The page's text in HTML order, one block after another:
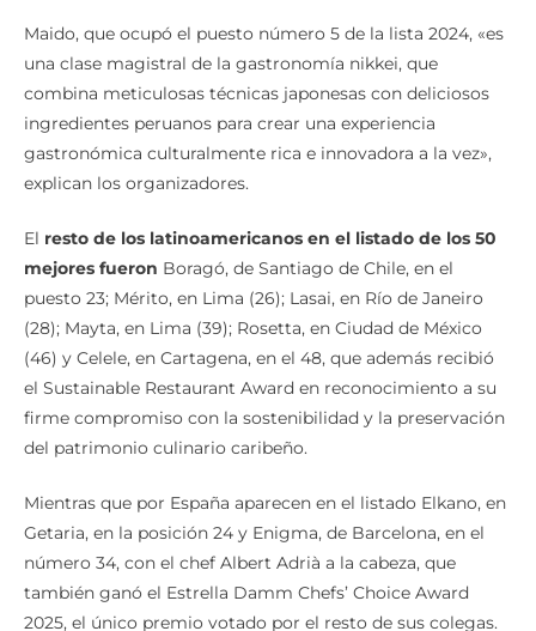
Maido, que ocupó el puesto número 5 de la lista 2024, «es
una clase magistral de la gastronomía nikkei, que
combina meticulosas técnicas japonesas con deliciosos
ingredientes peruanos para crear una experiencia
gastronómica culturalmente rica e innovadora a la vez»,
explican los organizadores.
El resto de los latinoamericanos en el listado de los 50
mejores fueron Boragó, de Santiago de Chile, en el
puesto 23; Mérito, en Lima (26); Lasai, en Río de Janeiro
(28); Mayta, en Lima (39); Rosetta, en Ciudad de México
(46) y Celele, en Cartagena, en el 48, que además recibió
el Sustainable Restaurant Award en reconocimiento a su
firme compromiso con la sostenibilidad y la preservación
del patrimonio culinario caribeño.
Mientras que por España aparecen en el listado Elkano, en
Getaria, en la posición 24 y Enigma, de Barcelona, en el
número 34, con el chef Albert Adrià a la cabeza, que
también ganó el Estrella Damm Chefs’ Choice Award
2025, el único premio votado por el resto de sus colegas.